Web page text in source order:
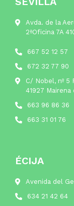
Avda. de la
2ªOficina 7A
667 52 12 57
672 32 77 90
C/ Nobel, nº 5
41927 Mairena
663 96 86 36
663 31 01 76
ÉCIJA
Avenida del
634 21 42 64